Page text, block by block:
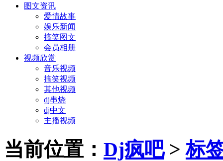
图文资讯
爱情故事
娱乐新闻
搞笑图文
会员相册
视频欣赏
音乐视频
搞笑视频
其他视频
dj串烧
dj中文
主播视频
当前位置： Dj疯吧>标